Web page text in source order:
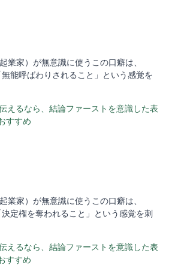
業家）が無意識に使うこの口癖は、
能呼ばわりされること」という感覚を
えるなら、結論ファーストを意識した表
すすめ
業家）が無意識に使うこの口癖は、
定権を奪われること」という感覚を刺
えるなら、結論ファーストを意識した表
すすめ